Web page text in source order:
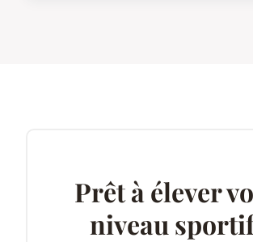
Prêt à élever
niveau